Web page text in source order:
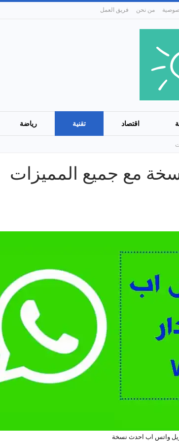
من نحن فريق العمل
اقتصاد تقنية رياضة
مع جميع المميزات
واتس اب احدث نسخة